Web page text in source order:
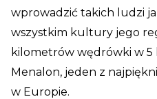
wprowadzić takich ludzi
wszystkim kultury jego
kilometrów wędrówki w 5
Menalon, jeden z
w Europie.